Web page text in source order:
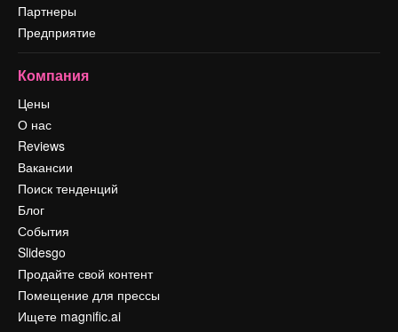
Партнеры
Предприятие
Компания
Цены
О нас
Reviews
Вакансии
Поиск тенденций
Блог
События
Slidesgo
Продайте свой контент
Помещение для прессы
Ищете magnific.ai